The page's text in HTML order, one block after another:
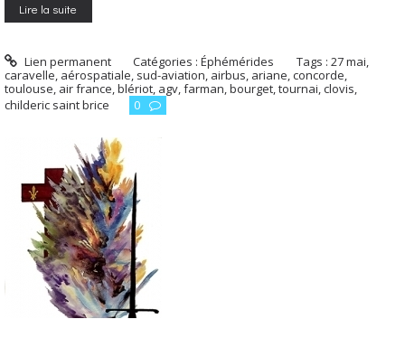
Lire la suite
Lien permanent Catégories :Éphémérides Tags :27 mai,
caravelle, aérospatiale, sud-aviation, airbus, ariane,concorde,
toulouse, air france,blériot, agv,farman,bourget,tournai,clovis,
childeric saint brice
0